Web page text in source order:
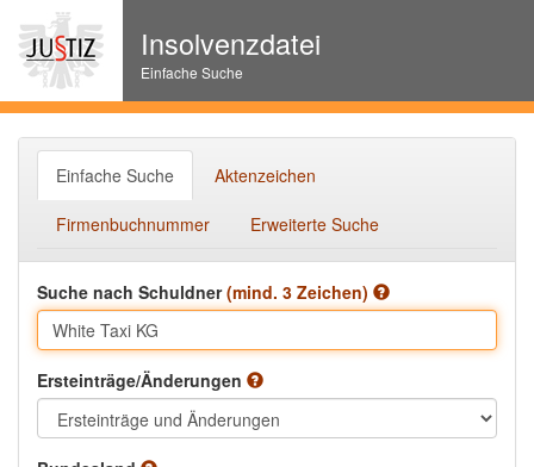
Insolvenzdatei
Einfache Suche
Einfache Suche Aktenzeichen
Firmenbuchnummer Erweiterte Suche
Suche nach Schuldner(mind. 3 Zeichen)
Ersteinträge/Änderungen